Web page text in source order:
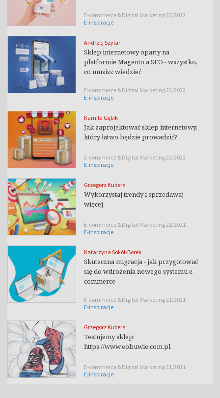
E-commerce & Digital Marketing 22/2022
E-inspiracje
Andrzej Szylar
Sklep internetowy oparty na
platformie Magento a SEO - wszystko,
co musisz wiedzieć
E-commerce & Digital Marketing 22/2022
E-inspiracje
Kamila Gębik
Jak zaprojektować sklep internetowy,
który łatwo będzie prowadzić?
E-commerce & Digital Marketing 22/2022
E-inspiracje
Grzegorz Kubera
Wykorzystaj trendy i sprzedawaj
więcej
E-commerce & Digital Marketing 21/2021
E-inspiracje
Katarzyna Sokół-Borek
Skuteczna migracja - jak przygotować
się do wdrożenia nowego systemu e-
commerce
E-commerce & Digital Marketing 21/2021
E-inspiracje
Grzegorz Kubera
Testujemy sklep:
https://www.eobuwie.com.pl
E-commerce & Digital Marketing 21/2021
E-inspiracje